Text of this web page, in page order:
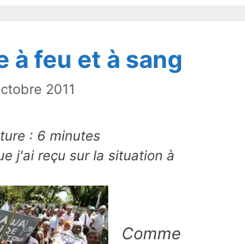
à feu et à sang
2011
: 6 minutes
j'ai reçu sur la situation à
Comme